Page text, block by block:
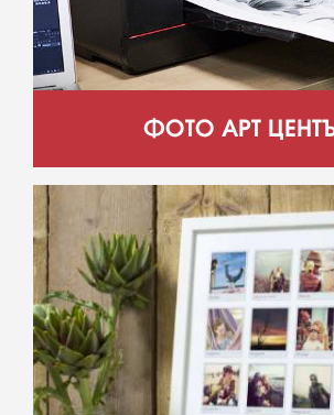
ФОТО АРТ